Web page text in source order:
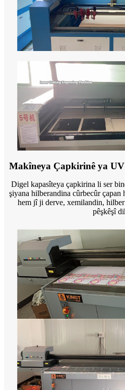
Makîneya Çapkirinê ya UV
Digel kapasîteya çapkirina li ser
şiyana hilberandina cûrbecûr
hem jî ji derve, xemilandin,
pêşkêşî